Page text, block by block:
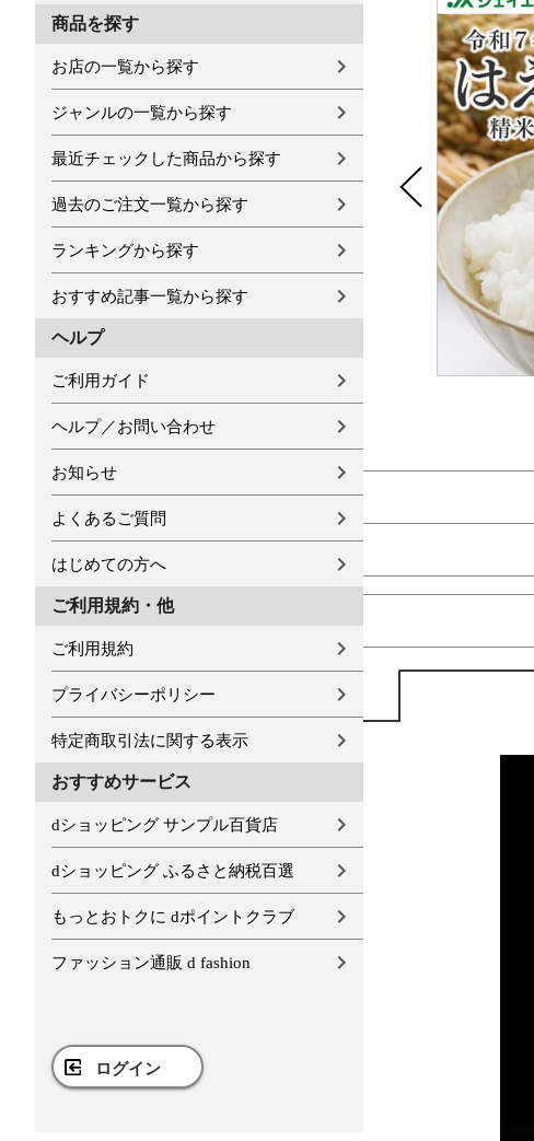
商品を探す
お店の一覧から探す
ジャンルの一覧から探す
最近チェックした商品から探す
過去のご注文一覧から探す
ランキングから探す
おすすめ記事一覧から探す
ヘルプ
ご利用ガイド
ヘルプ／お問い合わせ
お知らせ
よくあるご質問
はじめての方へ
ご利用規約・他
ご利用規約
プライバシーポリシー
特定商取引法に関する表示
おすすめサービス
dショッピング サンプル百貨店
dショッピング ふるさと納税百選
もっとおトクに dポイントクラブ
ファッション通販 d fashion
ログイン